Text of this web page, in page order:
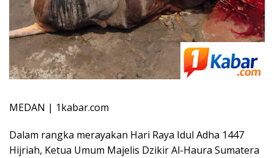
MEDAN | 1kabar.com
Dalam rangka merayakan Hari Raya Idul Adha 1447
Hijriah, Ketua Umum Majelis Dzikir Al-Haura Sumatera